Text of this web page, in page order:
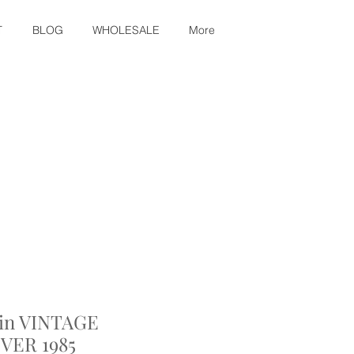
BLOG WHOLESALE More
VINTAGE
1985